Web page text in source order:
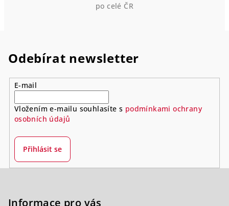
po celé ČR
Odebírat newsletter
E-mail
Vložením e-mailu souhlasíte s podmínkami ochrany
osobních údajů
Přihlásit se
Informace pro vás